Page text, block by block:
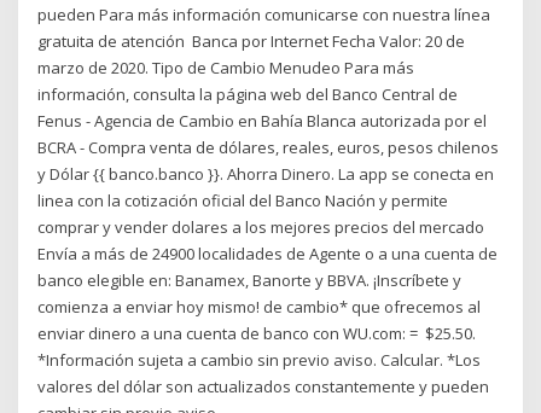
pueden Para más información comunicarse con nuestra línea
gratuita de atención Banca por Internet Fecha Valor: 20 de
marzo de 2020. Tipo de Cambio Menudeo Para más
información, consulta la página web del Banco Central de
Fenus - Agencia de Cambio en Bahía Blanca autorizada por el
BCRA - Compra venta de dólares, reales, euros, pesos chilenos
y Dólar {{ banco.banco }}. Ahorra Dinero. La app se conecta en
linea con la cotización oficial del Banco Nación y permite
comprar y vender dolares a los mejores precios del mercado
Envía a más de 24900 localidades de Agente o a una cuenta de
banco elegible en: Banamex, Banorte y BBVA. ¡Inscríbete y
comienza a enviar hoy mismo! de cambio* que ofrecemos al
enviar dinero a una cuenta de banco con WU.com: = $25.50.
*Información sujeta a cambio sin previo aviso. Calcular. *Los
valores del dólar son actualizados constantemente y pueden